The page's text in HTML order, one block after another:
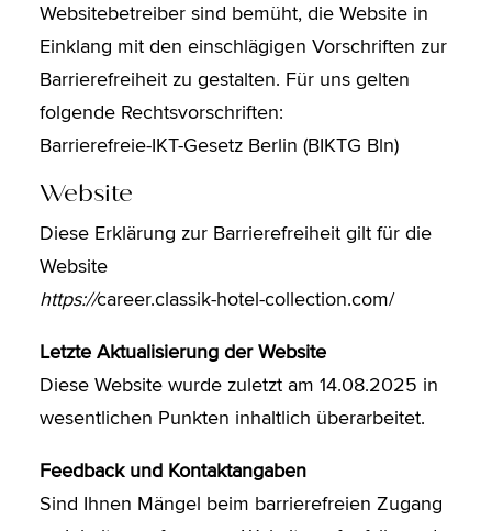
Websitebetreiber sind bemüht, die Website in
Einklang mit den einschlägigen Vorschriften zur
Barrierefreiheit zu gestalten. Für uns gelten
folgende Rechtsvorschriften:
Barrierefreie-IKT-Gesetz Berlin (BIKTG Bln)
Website
Diese Erklärung zur Barrierefreiheit gilt für die
Website
https://career.classik-hotel-collection.com/
Letzte Aktualisierung der Website
Diese Website wurde zuletzt am 14.08.2025 in
wesentlichen Punkten inhaltlich überarbeitet.
Feedback und Kontaktangaben
Sind Ihnen Mängel beim barrierefreien Zugang